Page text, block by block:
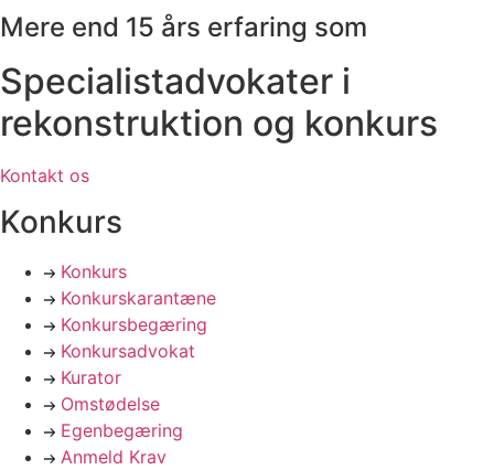
Mere end 15 års erfaring som
Specialistadvokater i
rekonstruktion og konkurs
Kontakt os
Konkurs
Konkurs
Konkurskarantæne
Konkursbegæring
Konkursadvokat
Kurator
Omstødelse
Egenbegæring
Anmeld Krav